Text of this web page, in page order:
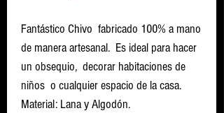
Fantástico Chivo fabricado 100% a mano
de manera artesanal. Es ideal para hacer
un obsequio, decorar habitaciones de
niños o cualquier espacio de la casa.
Material: Lana y Algodón.